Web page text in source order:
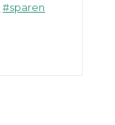
#sparen